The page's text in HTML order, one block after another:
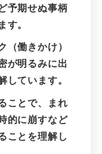
予期せぬ事柄
。
（働きかけ）
が明るみに出
しています。
ことで、まれ
的に崩すなど
ことを理解し